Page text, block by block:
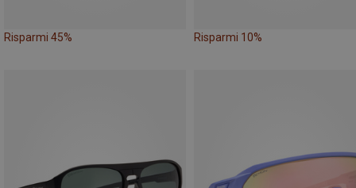
Risparmi 45% Risparmi 10%